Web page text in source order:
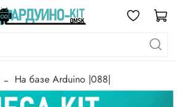
На базе Arduino |088|